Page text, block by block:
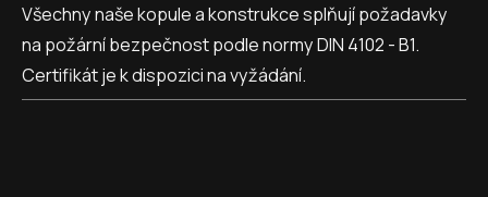
Všechny naše kopule a konstrukce splňují požadavky
na požární bezpečnost podle normy DIN 4102 - B1.
Certifikát je k dispozici na vyžádání.